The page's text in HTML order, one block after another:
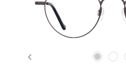
Previous